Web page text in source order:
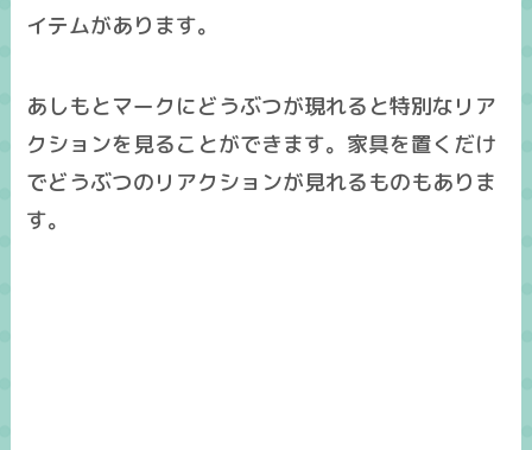
イテムがあります。
あしもとマークにどうぶつが現れると特別なリア
クションを見ることができます。家具を置くだけ
でどうぶつのリアクションが見れるものもありま
す。